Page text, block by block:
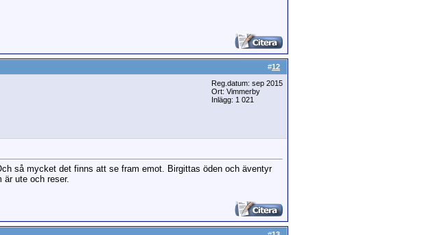
#12
Reg.datum: sep 2015
Ort: Vimmerby
Inlägg: 1 021
så mycket det finns att se fram emot. Birgittas öden och äventyr
är ute och reser.